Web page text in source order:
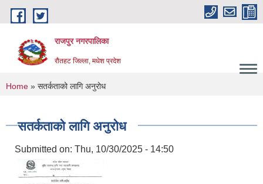
Skip to main content
राजपुर नगरपालिका
रौतहट जिल्ला, मधेश प्रदेश
You are here
Home » सतर्कताको लागि अनुरोध
सतर्कताको लागि अनुरोध
Submitted on: Thu, 10/30/2025 - 14:50